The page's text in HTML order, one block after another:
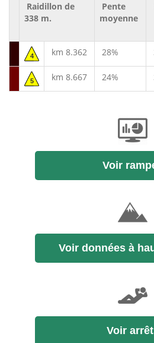
Raidillon de
338 m.
Pente
moyenne
4 km 8.362 28%
5 km 8.667 24%
Voir
Voir données à
Voir